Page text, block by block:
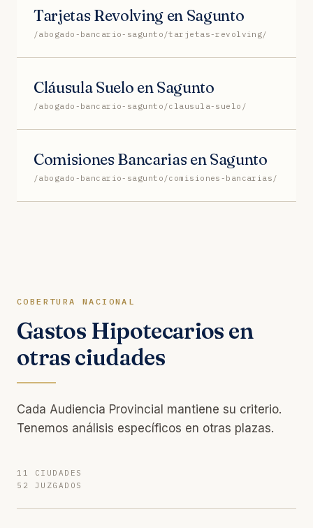
Tarjetas Revolving en Sagunto
/abogado-bancario-sagunto/tarjetas-revolving/
Cláusula Suelo en Sagunto
/abogado-bancario-sagunto/clausula-suelo/
Comisiones Bancarias en Sagunto
/abogado-bancario-sagunto/comisiones-bancarias/
COBERTURA NACIONAL
Gastos Hipotecarios en
otras ciudades
Cada Audiencia Provincial mantiene su criterio.
Tenemos análisis específicos en otras plazas.
11 CIUDADES
52 JUZGADOS